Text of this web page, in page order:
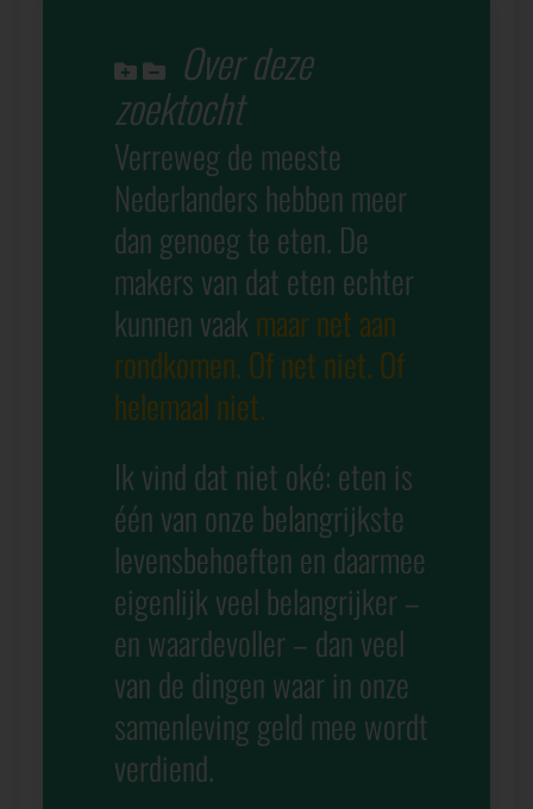
Over deze
zoektocht
Verreweg de meeste
Nederlanders hebben meer
dan genoeg te eten. De
makers van dat eten echter
kunnen vaak maar net aan
rondkomen. Of net niet. Of
helemaal niet.
Ik vind dat niet oké: eten is
één van onze belangrijkste
levensbehoeften en daarmee
eigenlijk veel belangrijker –
en waardevoller – dan veel
van de dingen waar in onze
samenleving geld mee wordt
verdiend.